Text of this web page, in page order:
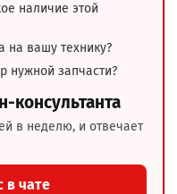
наличие этой
на вашу технику?
нужной запчасти?
консультанта
в неделю, и отвечает
в чате